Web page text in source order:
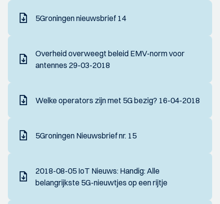
5Groningen nieuwsbrief 14
Overheid overweegt beleid EMV-norm voor
antennes 29-03-2018
Welke operators zijn met 5G bezig? 16-04-2018
5Groningen Nieuwsbrief nr. 15
2018-08-05 IoT Nieuws: Handig: Alle
belangrijkste 5G-nieuwtjes op een rijtje